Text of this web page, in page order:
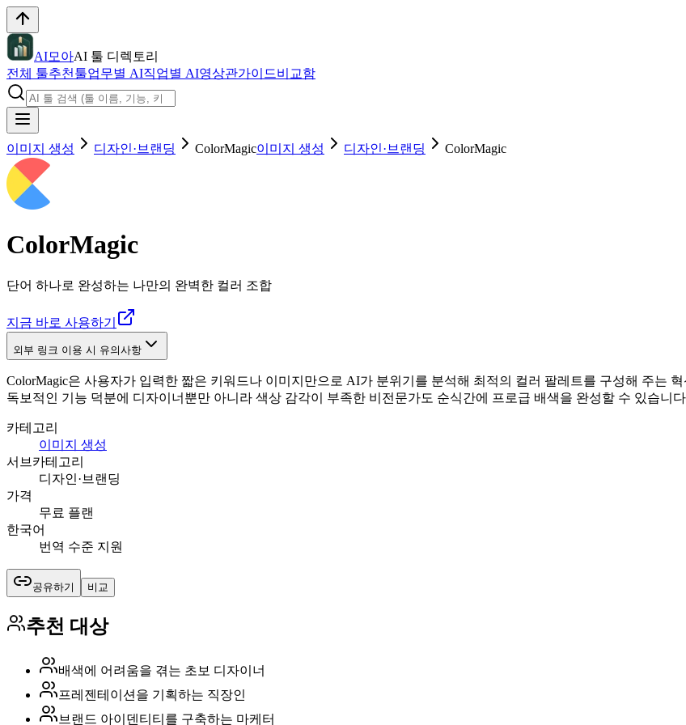
AI모아AI 툴 디렉토리
전체 툴추천툴업무별 AI직업별 AI영상관가이드비교함
이미지 생성 디자인·브랜딩 ColorMagic이미지 생성 디자인·브랜딩 ColorMagic
ColorMagic
단어 하나로 완성하는 나만의 완벽한 컬러 조합
지금 바로 사용하기
외부 링크 이용 시 유의사항
ColorMagic은 사용자가 입력한 짧은 키워드나 이미지만으로 AI가 분위기를 분석해 최적의 컬러 팔레트를 구성해 주는
독보적인 기능 덕분에 디자이너뿐만 아니라 색상 감각이 부족한 비전문가도 순식간에 프로급 배색을 완성할 수 있습니
카테고리
이미지 생성
서브카테고리
디자인·브랜딩
가격
무료 플랜
한국어
번역 수준 지원
공유하기 비교
추천 대상
배색에 어려움을 겪는 초보 디자이너
프레젠테이션을 기획하는 직장인
브랜드 아이덴티티를 구축하는 마케터